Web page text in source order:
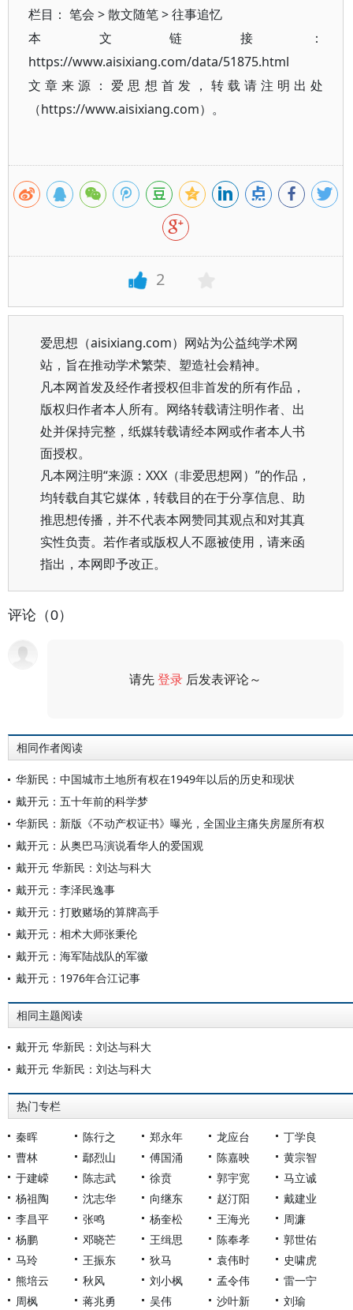
栏目： 笔会 >散文随笔>往事追忆
本文链接：
https://www.aisixiang.com/data/51875.html
文章来源：爱思想首发，转载请注明出处
（https://www.aisixiang.com）。
2
爱思想（aisixiang.com）网站为公益纯学术网
站，旨在推动学术繁荣、塑造社会精神。
凡本网首发及经作者授权但非首发的所有作品，
版权归作者本人所有。网络转载请注明作者、出
处并保持完整，纸媒转载请经本网或作者本人书
面授权。
凡本网注明“来源：XXX（非爱思想网）”的作品，
均转载自其它媒体，转载目的在于分享信息、助
推思想传播，并不代表本网赞同其观点和对其真
实性负责。若作者或版权人不愿被使用，请来函
指出，本网即予改正。
评论（0）
请先登录 后发表评论～
相同作者阅读
华新民：中国城市土地所有权在1949年以后的历史和现状
戴开元：五十年前的科学梦
华新民：新版《不动产权证书》曝光，全国业主痛失房屋所有权
戴开元：从奥巴马演说看华人的爱国观
戴开元 华新民：刘达与科大
戴开元：李泽民逸事
戴开元：打败赌场的算牌高手
戴开元：相术大师张秉伦
戴开元：海军陆战队的军徽
戴开元：1976年合江记事
相同主题阅读
戴开元 华新民：刘达与科大
戴开元 华新民：刘达与科大
热门专栏
秦晖 陈行之 郑永年 龙应台
丁学良
曹林
鄢烈山 傅国涌 陈嘉映
黄宗智
于建嵘
陈志武 徐贲 郭宇宽
马立诚
杨祖陶
沈志华 向继东 赵汀阳
戴建业
李昌平
张鸣 杨奎松 王海光
周濂
杨鹏
邓晓芒 王缉思 陈奉孝
郭世佑
马玲
王振东 狄马 袁伟时
史啸虎
熊培云
秋风 刘小枫 孟令伟
雷一宁
周枫
蒋兆勇 吴伟 沙叶新 刘瑜